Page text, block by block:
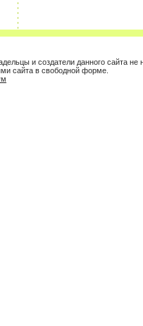
и создатели данного сайта
сайта в свободной форме.